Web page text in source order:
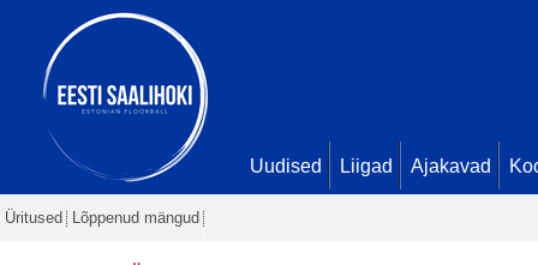
Uudised Liigad Ajakavad
Üritused Lõppenud mängud